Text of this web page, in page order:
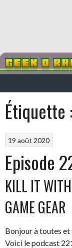
Étiquette :
19 août 2020
Episode
KILL IT
GAME GEAR
Bonjour à toutes et
Voici le podcast